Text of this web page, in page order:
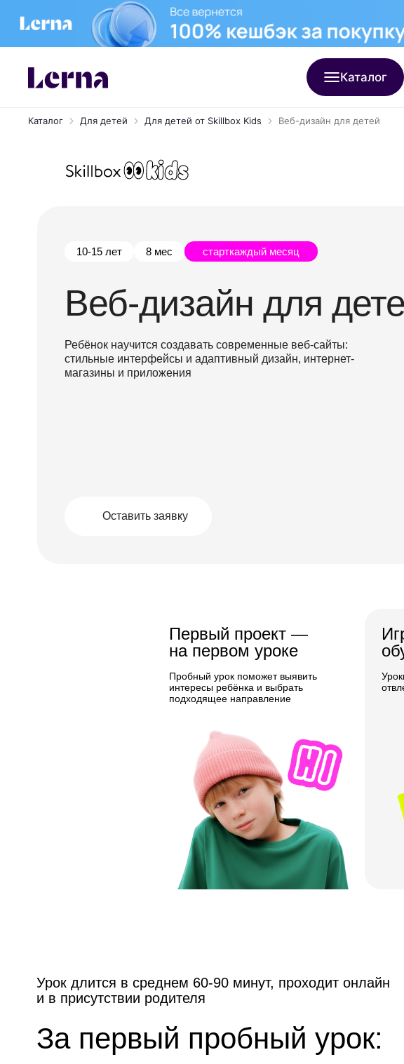
Каталог
Каталог Для детей Для детей от Skillbox Kids Веб-дизайн для детей
Веб-дизайн для
Ребёнок научится создавать современные веб-сайты:
стильные интерфейсы и адаптивный дизайн, интернет-
магазины и приложения
Оставить заявку
10-15 лет 8 мес старткаждый месяц
Первый проект —
на первом уроке
Пробный урок поможет выявить
интересы ребёнка и выбрать
подходящее направление
Урок длится в среднем 60-90 минут, проходит онлайн
и в присутствии родителя
За первый пробный урок: